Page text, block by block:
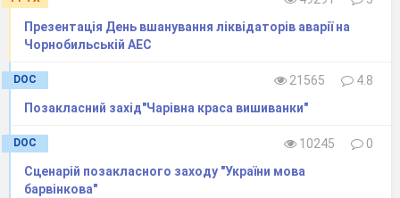
Презентація День вшанування ліквідаторів аварії на
Чорнобильській АЕС
DOC 21565
4.8
Позакласний захід"Чарівна краса вишиванки"
DOC 10245
0
Сценарій позакласного заходу "України мова
барвінкова"